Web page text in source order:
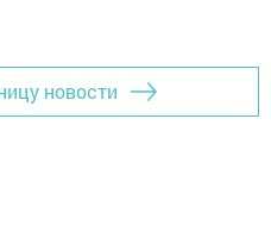
новости